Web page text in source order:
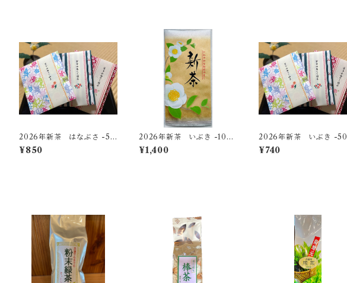
2026年新茶 はなぶさ -50
ｇ-【無料ギフト個包装】
¥850
2026年新茶 いぶき -100
ｇ-
¥1,400
2026年新茶 いぶき -50
ｇ-【無料ギフト個包装】
¥740